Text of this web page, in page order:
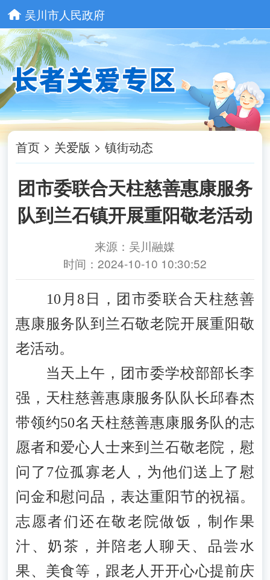
吴川市人民政府
首页 > 关爱版 >镇街动态
团市委联合天柱慈善惠康服务
队到兰石镇开展重阳敬老活动
来源：吴川融媒
时间：2024-10-10 10:30:52
10月8日，团市委联合天柱慈善
惠康服务队到兰石敬老院开展重阳敬
老活动。
当天上午，团市委学校部部长李
强，天柱慈善惠康服务队队长邱春杰
带领约50名天柱慈善惠康服务队的志
愿者和爱心人士来到兰石敬老院，慰
问了7位孤寡老人，为他们送上了慰
问金和慰问品，表达重阳节的祝福。
志愿者们还在敬老院做饭，制作果
汁、奶茶，并陪老人聊天、品尝水
果、美食等，跟老人开开心心提前庆